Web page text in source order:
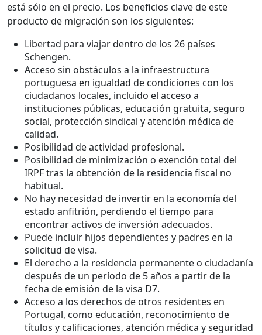
está sólo en el precio. Los beneficios clave de este
producto de migración son los siguientes:
Libertad para viajar dentro de los 26 países
Schengen.
Acceso sin obstáculos a la infraestructura
portuguesa en igualdad de condiciones con los
ciudadanos locales, incluido el acceso a
instituciones públicas, educación gratuita, seguro
social, protección sindical y atención médica de
calidad.
Posibilidad de actividad profesional.
Posibilidad de minimización o exención total del
IRPF tras la obtención de la residencia fiscal no
habitual.
No hay necesidad de invertir en la economía del
estado anfitrión, perdiendo el tiempo para
encontrar activos de inversión adecuados.
Puede incluir hijos dependientes y padres en la
solicitud de visa.
El derecho a la residencia permanente o ciudadanía
después de un período de 5 años a partir de la
fecha de emisión de la visa D7.
Acceso a los derechos de otros residentes en
Portugal, como educación, reconocimiento de
títulos y calificaciones, atención médica y seguridad